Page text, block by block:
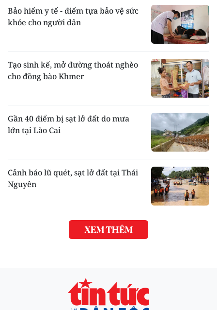
Bảo hiểm y tế - điểm tựa bảo vệ sức
khỏe cho người dân
Tạo sinh kế, mở đường thoát nghèo
cho đồng bào Khmer
Gần 40 điểm bị sạt lở đất do mưa
lớn tại Lào Cai
Cảnh báo lũ quét, sạt lở đất tại Thái
Nguyên
XEM THÊM